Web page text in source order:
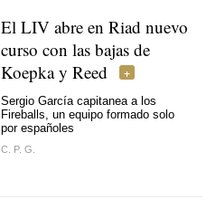
El LIV abre en Riad nuevo
curso con las bajas de
Koepka y Reed
Sergio García capitanea a los
Fireballs, un equipo formado solo
por españoles
C. P. G.